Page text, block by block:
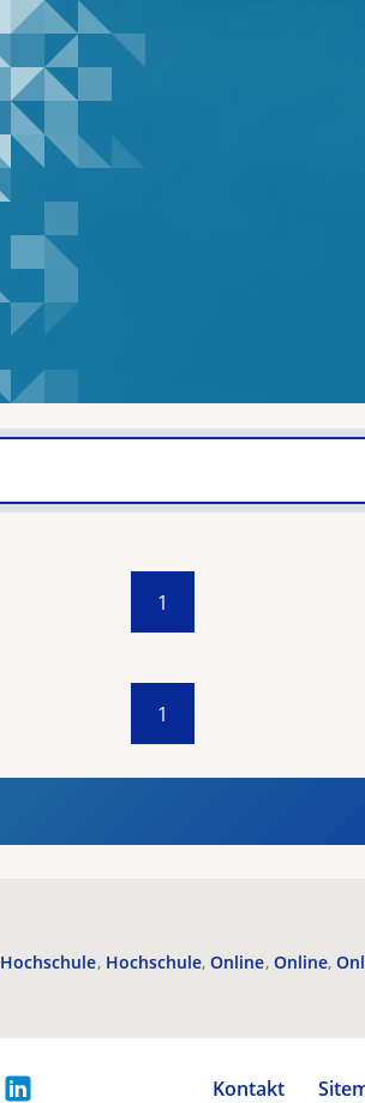
1
1
Hochschule Hochschule Online Online
Kontakt